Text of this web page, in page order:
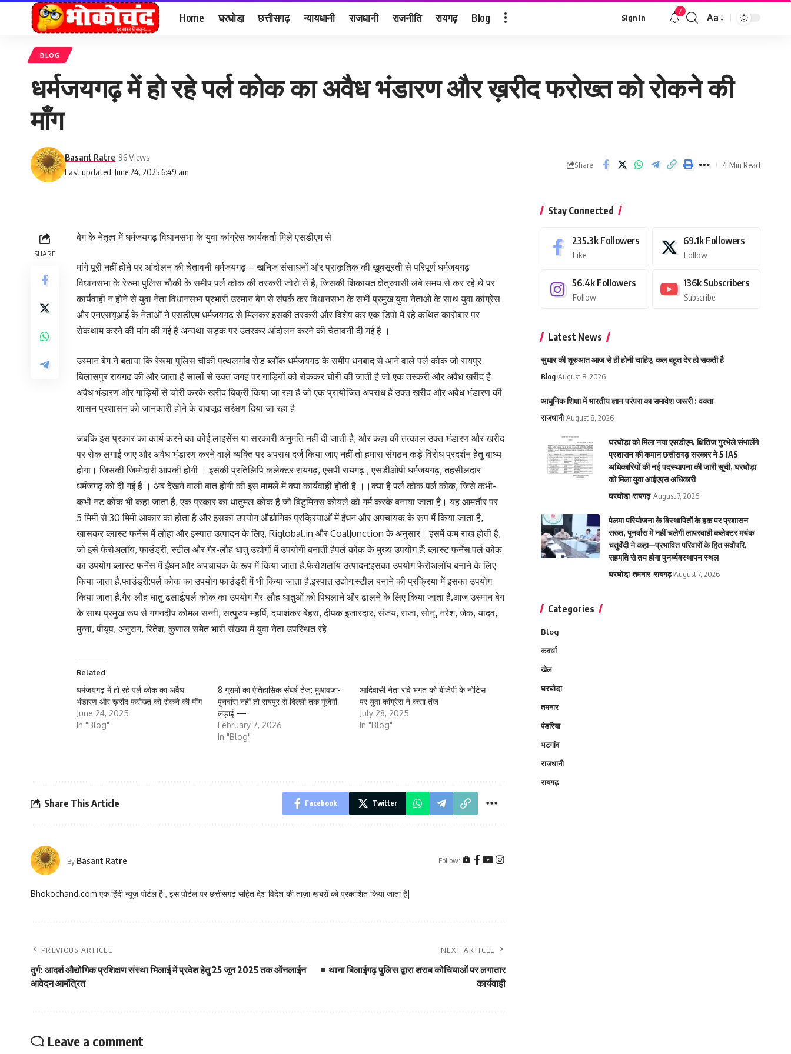
Home घरघोडा़ छत्तीसगढ़ न्यायधानी राजधानी राजनीति रायगढ़ Blog Sign In
7
Font
Aa
BLOG
धर्मजयगढ़ में हो रहे पर्ल कोक का अवैध भंडारण और ख़रीद फरोख्त को रोकने की
माँग
Last updated: June 24, 2025 6:49 am
Basant Ratre 96 Views
Share 4 Min Read
SHARE
बेग के नेतृत्व में धर्मजयगढ़ विधानसभा के युवा कांग्रेस कार्यकर्ता मिले एसडीएम से
मांगे पूरी नहीं होने पर आंदोलन की चेतावनी धर्मजयगढ़ – खनिज संसाधनों और प्राकृतिक की ख़ूबसूरती से परिपूर्ण धर्मजयगढ़
विधानसभा के रेरुमा पुलिस चौकी के समीप पर्ल कोक की तस्करी जोरो से है, जिसकी शिकायत क्षेत्रवासी लंबे समय से कर रहे थे पर
कार्यवाही न होने से युवा नेता विधानसभा प्रभारी उस्मान बेग से संपर्क कर विधानसभा के सभी प्रमुख युवा नेताओं के साथ युवा कांग्रेस
और एनएसयूआई के नेताओं ने एसडीएम धर्मजयगढ़ से मिलकर इसकी तस्करी और विशेष कर एक डिपो में रहे कथित कारोबार पर
रोकथाम करने की मांग की गई है अन्यथा सड़क पर उतरकर आंदोलन करने की चेतावनी दी गई है ।
उस्मान बेग ने बताया कि रेरूमा पुलिस चौकी पत्थलगांव रोड ब्लॉक धर्मजयगढ़ के समीप धनबाद से आने वाले पर्ल कोक जो रायपुर
बिलासपुर रायगढ़ की और जाता है सालों से उक्त जगह पर गाड़ियों को रोककर चोरी की जाती है जो एक तस्करी और अवैध खरीद है
अवैध भंडारण और गाड़ियों से चोरी करके खरीद बिक्री किया जा रहा है जो एक प्रायोजित अपराध है उक्त खरीद और अवैध भंडारण की
शासन प्रशासन को जानकारी होने के बावजूद सरंक्षण दिया जा रहा है
जबकि इस प्रकार का कार्य करने का कोई लाइसेंस या सरकारी अनुमति नहीं दी जाती है, और कहा की तत्काल उक्त भंडारण और खरीद
पर रोक लगाई जाए और अवैध भंडारण करने वाले व्यक्ति पर अपराध दर्ज किया जाए नहीं तो हमारा संगठन कड़े विरोध प्रदर्शन हेतु बाध्य
होगा। जिसकी जिम्मेदारी आपकी होगी । इसकी प्रतिलिपि कलेक्टर रायगढ़, एसपी रायगढ़ , एसडीओपी धर्मजयगढ़, तहसीलदार
धर्मजगढ़ को दी गई है । अब देखने वाली बात होगी की इस मामले में क्या कार्यवाही होती है ।।क्या है पर्ल कोक पर्ल कोक, जिसे कभी-
कभी नट कोक भी कहा जाता है, एक प्रकार का धातुमल कोक है जो बिटुमिनस कोयले को गर्म करके बनाया जाता है। यह आमतौर पर
5 मिमी से 30 मिमी आकार का होता है और इसका उपयोग औद्योगिक प्रक्रियाओं में ईंधन और अपचायक के रूप में किया जाता है,
खासकर ब्लास्ट फर्नेस में लोहा और इस्पात उत्पादन के लिए, Riglobal.in और CoalJunction के अनुसार। इसमें कम राख होती है,
जो इसे फेरोअलॉय, फाउंड्री, स्टील और गैर-लौह धातु उद्योगों में उपयोगी बनाती हैपर्ल कोक के मुख्य उपयोग हैं: ब्लास्ट फर्नेस:पर्ल कोक
का उपयोग ब्लास्ट फर्नेस में ईंधन और अपचायक के रूप में किया जाता है.फेरोअलॉय उत्पादन:इसका उपयोग फेरोअलॉय बनाने के लिए
किया जाता है.फाउंड्री:पर्ल कोक का उपयोग फाउंड्री में भी किया जाता है.इस्पात उद्योग:स्टील बनाने की प्रक्रिया में इसका उपयोग
किया जाता है.गैर-लौह धातु ढलाई:पर्ल कोक का उपयोग गैर-लौह धातुओं को पिघलाने और ढालने के लिए किया जाता है.आज उस्मान बेग
के साथ प्रमुख रूप से गगनदीप कोमल सन्नी, सत्पुरुष महर्षि, दयाशंकर बेहरा, दीपक इजारदार, संजय, राजा, सोनू, नरेश, जेक, यादव,
मुन्ना, पीयूष, अनुराग, रितेश, कुणाल समेत भारी संख्या में युवा नेता उपस्थित रहे
Related
धर्मजयगढ़ में हो रहे पर्ल कोक का अवैध
भंडारण और ख़रीद फरोख्त को रोकने की माँग
June 24, 2025
In "Blog"
8 ग्रामों का ऐतिहासिक संघर्ष तेज: मुआवजा-
पुनर्वास नहीं तो रायपुर से दिल्ली तक गूंजेगी
लड़ाई —
February 7, 2026
In "Blog"
आदिवासी नेता रवि भगत को बीजेपी के नोटिस
पर युवा कांग्रेस ने कसा तंज
July 28, 2025
In "Blog"
Share This Article Facebook Twitter
By Basant Ratre Follow:
Bhokochand.com एक हिंदी न्यूज़ पोर्टल है , इस पोर्टल पर छत्तीसगढ़ सहित देश विदेश की ताज़ा खबरों को प्रकाशित किया जाता है|
PREVIOUS ARTICLE
दुर्ग: आदर्श औद्योगिक प्रशिक्षण संस्था भिलाई में प्रवेश हेतु 25 जून 2025 तक ऑनलाईन
आवेदन आमंत्रित
NEXT ARTICLE
थाना बिलाईगढ़ पुलिस द्वारा शराब कोचियाओं पर लगातार
कार्यवाही
Leave a comment
Stay Connected
235.3k Followers
Like
69.1k Followers
Follow
56.4k Followers
Follow
136k Subscribers
Subscribe
Latest News
सुधार की शुरुआत आज से ही होनी चाहिए, कल बहुत देर हो सकती है
Blog August 8, 2026
आधुनिक शिक्षा में भारतीय ज्ञान परंपरा का समावेश जरूरी : वक्ता
राजधानी August 8, 2026
घरघोड़ा को मिला नया एसडीएम, क्षितिज गुरभेले संभालेंगे
प्रशासन की कमान छत्तीसगढ़ सरकार ने 5 IAS
अधिकारियों की नई पदस्थापना की जारी सूची, घरघोड़ा
को मिला युवा आईएएस अधिकारी
घरघोडा़ रायगढ़ August 7, 2026
पेलमा परियोजना के विस्थापितों के हक पर प्रशासन
सख्त, पुनर्वास में नहीं चलेगी लापरवाही कलेक्टर मयंक
चतुर्वेदी ने कहा—प्रभावित परिवारों के हित सर्वोपरि,
सहमति से तय होगा पुनर्व्यवस्थापन स्थल
घरघोडा़ तमनार रायगढ़ August 7, 2026
Categories
Blog
कवर्धा
खेल
घरघोडा़
तमनार
पंडरिया
भटगांव
राजधानी
रायगढ़